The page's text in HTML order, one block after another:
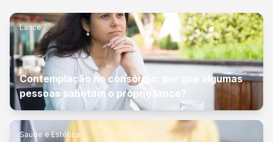
Lance
Contemplação no consórcio: por que algumas
pessoas sabotam o próprio lance?
Saúde e Estética